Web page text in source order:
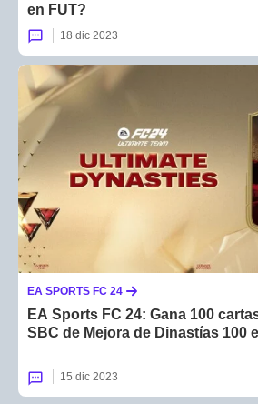
en FUT?
18 dic 2023
EA SPORTS FC 24
EA Sports FC 24: Gana 100
SBC de Mejora de Dinastías 100
15 dic 2023